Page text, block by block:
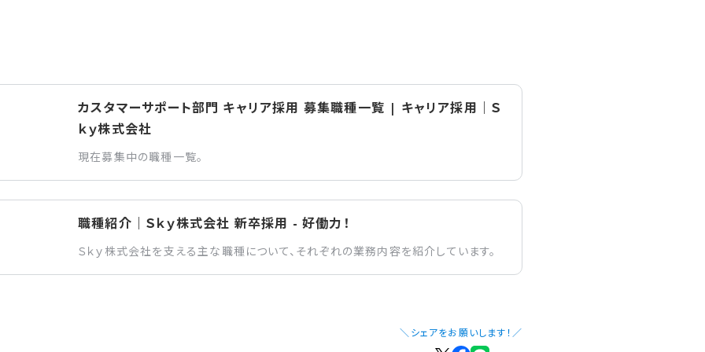
カスタマーサポート部門 キャリア採用 募集職種一覧 | キャリア採用｜Ｓ
ｋｙ株式会社
現在募集中の職種一覧。
職種紹介｜Ｓｋｙ株式会社 新卒採用 - 好働力！
Ｓｋｙ株式会社を支える主な職種について、それぞれの業務内容を紹介しています。
＼シェアをお願いします！／